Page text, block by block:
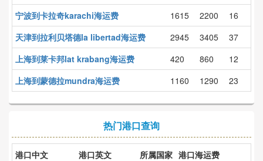
宁波到卡拉奇karachi海运费
1615 2200
16
天津到拉利贝塔德la libertad海运费
2945 3405
37
上海到莱卡邦lat krabang海运费
420 860
12
上海到蒙德拉mundra海运费
1160 1290 23
热门港口查询
港口中文 港口英文 所属国家 港口海运费